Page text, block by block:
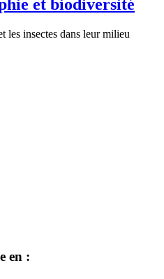
et biodiversité
les insectes dans leur milieu
en :